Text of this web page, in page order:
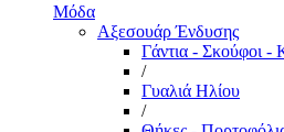
Μόδα
Αξεσουάρ Ένδυσης
Γάντια - Σκούφοι -
/
Γυαλιά Ηλίου
/